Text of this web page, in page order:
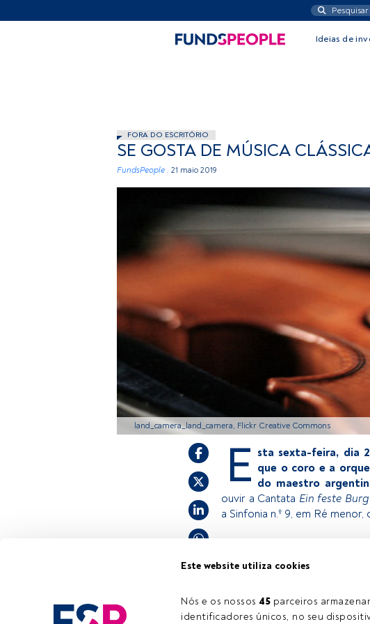
Este website utiliza cookies
Nós e os nossos 45 parceiros
identificadores únicos, no seu
Ideias de
FORA DO ESCRITÓRIO
SE GOSTA DE MÚSICA
FundsPeople . 21 maio 2019
land_camera_land_camera, Flickr Creative Commons
Tempo de leitura:1 min.
E sta sexta-feira, dia
que o coro e a
do maestro
ouvir a Cantata Ein feste
a Sinfonia n.º 9, em Ré
Este é um artigo exclusivo
convidamo-lo a registar-se
oferece.